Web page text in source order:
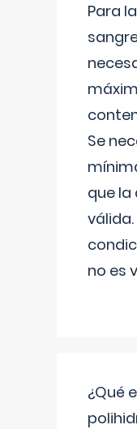
Para
Se
que la
válida.
no es
¿Qué